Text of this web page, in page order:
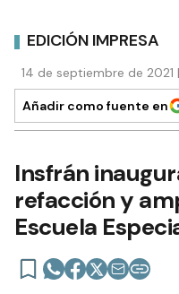
EDICIÓN IMPRESA
14 de septiembre de
Añadir como fuente en
Insfrán
refacción y
Escuela